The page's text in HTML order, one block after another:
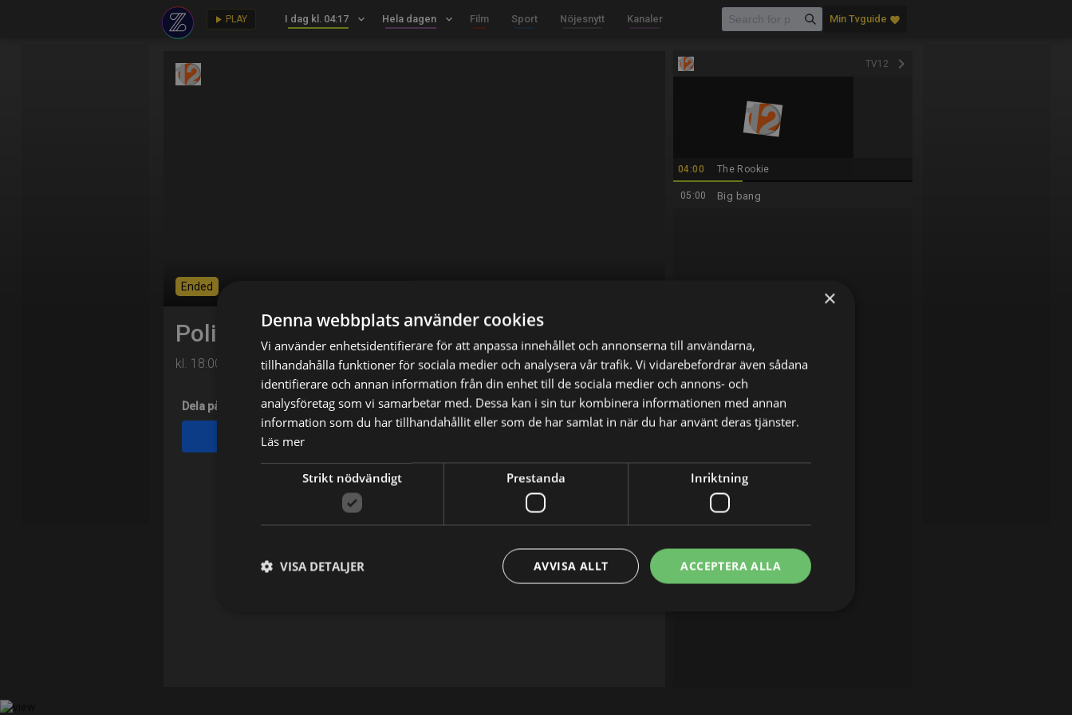
play_arrow PLAY I dag kl. 04:17 keyboard_arrow_down Hela dagen keyboard_arrow_down Film Sport Nöjesnytt Kanaler Min Tvguide favorite
Ended
Polisens biljakter
kl. 18:00 på TV12
Dela på
Facebook
TV12 keyboard_arrow_right
04:00 The Rookie
05:00 Big bang
×
Denna webbplats använder cookies
Vi använder enhetsidentifierare för att anpassa innehållet och annonserna till användarna,
tillhandahålla funktioner för sociala medier och analysera vår trafik. Vi vidarebefordrar även sådana
identifierare och annan information från din enhet till de sociala medier och annons- och
analysföretag som vi samarbetar med. Dessa kan i sin tur kombinera informationen med annan
information som du har tillhandahållit eller som de har samlat in när du har använt deras tjänster.
Läs mer
Strikt nödvändigt Prestanda Inriktning
ACCEPTERA ALLA
AVVISA ALLT
VISA DETALJER